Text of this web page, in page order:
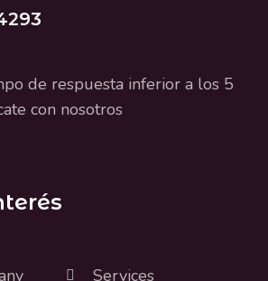
de respuesta inferior a los 5
con nosotros
Services